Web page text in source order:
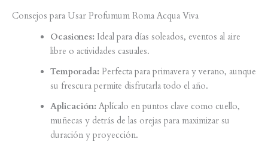
Consejos para Usar Profumum Roma Acqua Viva
Ocasiones:Ideal para días soleados, eventos al aire
libre o actividades casuales.
Temporada:Perfecta para primavera y verano, aunque
su frescura permite disfrutarla todo el año.
Aplicación:Aplícalo en puntos clave como cuello,
muñecas y detrás de las orejas para maximizar su
duración y proyección.